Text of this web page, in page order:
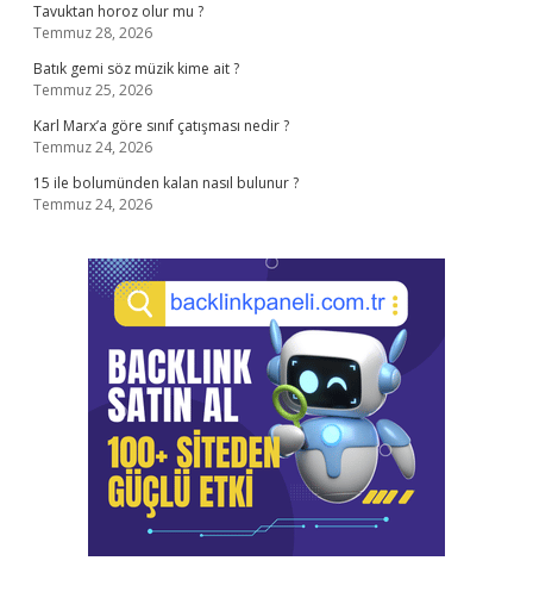
Tavuktan horoz olur mu ?
Temmuz 28, 2026
Batık gemi söz müzik kime ait ?
Temmuz 25, 2026
Karl Marx’a göre sınıf çatışması nedir ?
Temmuz 24, 2026
15 ile bolumünden kalan nasıl bulunur ?
Temmuz 24, 2026